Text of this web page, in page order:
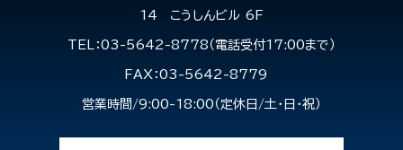
14 こうしんビル 6F
TEL：03-5642-8778（電話受付17:00まで）
FAX：03-5642-8779
営業時間/9:00-18:00（定休日/土・日・祝）